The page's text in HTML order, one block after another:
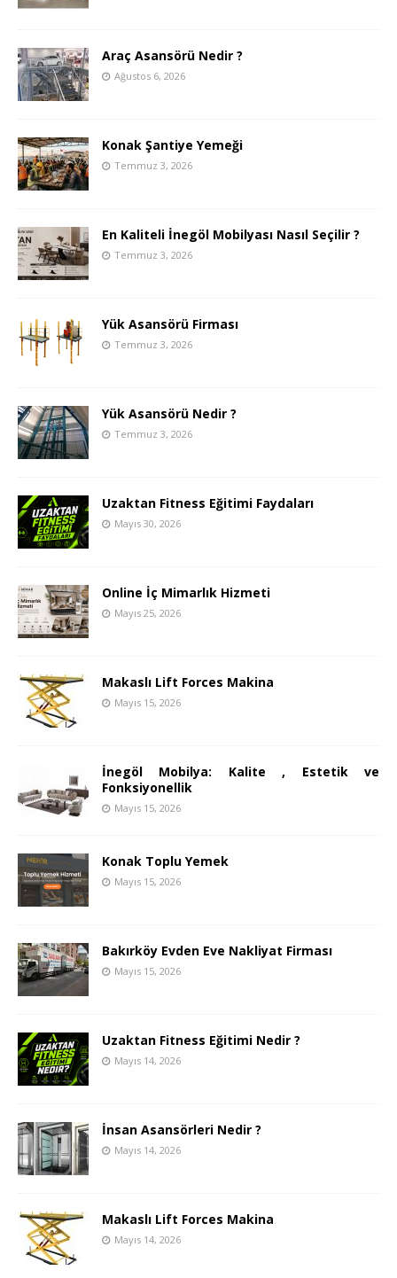
Araç Asansörü Nedir ?
Ağustos 6, 2026
Konak Şantiye Yemeği
Temmuz 3, 2026
En Kaliteli İnegöl Mobilyası Nasıl Seçilir ?
Temmuz 3, 2026
Yük Asansörü Firması
Temmuz 3, 2026
Yük Asansörü Nedir ?
Temmuz 3, 2026
Uzaktan Fitness Eğitimi Faydaları
Mayıs 30, 2026
Online İç Mimarlık Hizmeti
Mayıs 25, 2026
Makaslı Lift Forces Makina
Mayıs 15, 2026
İnegöl Mobilya: Kalite , Estetik ve
Fonksiyonellik
Mayıs 15, 2026
Konak Toplu Yemek
Mayıs 15, 2026
Bakırköy Evden Eve Nakliyat Firması
Mayıs 15, 2026
Uzaktan Fitness Eğitimi Nedir ?
Mayıs 14, 2026
İnsan Asansörleri Nedir ?
Mayıs 14, 2026
Makaslı Lift Forces Makina
Mayıs 14, 2026